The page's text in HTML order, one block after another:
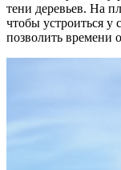
тени деревьев. На
чтобы устроиться у
позволить времени